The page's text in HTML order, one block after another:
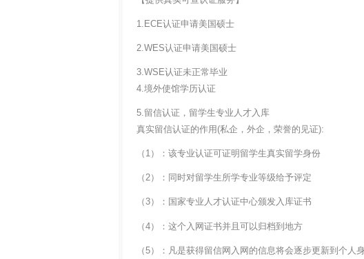
1.ECE认证申请美国硕士
2.WES认证申请美国硕士
3.WSE认证未正常毕业
4.境外使馆学历认证
5.留信认证，留学生专业人才入库
真实留信认证的作用(私企，外企，荣誉的见证):
（1）：该专业认证可证明留学生真实留学身份
（2）：同时对留学生所学专业等级给予评定
（3）：国家专业人才认证中心颁发入库证书
（4）：这个入网证书并且可以归档到地方
（5）：凡是获得留信网入网的信息将会逐步更新到个